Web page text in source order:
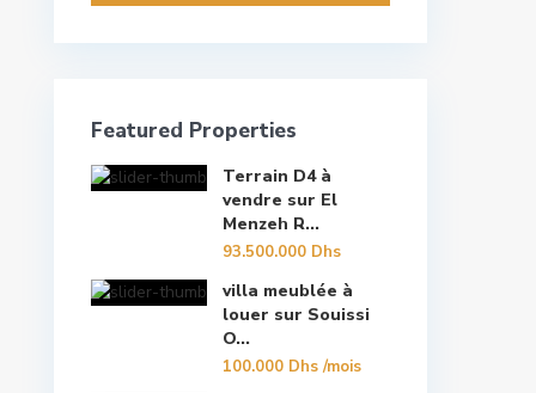
Featured Properties
Terrain D4 à
vendre sur El
Menzeh R...
93.500.000 Dhs
villa meublée à
louer sur Souissi
O...
100.000 Dhs/mois